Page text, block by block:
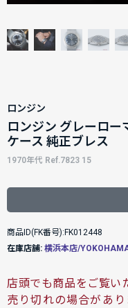
ロンジン
ロンジン グレーロー
ケース 純正ブレス
1970年代 Ref.7823 15
商品ID(FK番号):FK012448
在庫店舗: 横浜本店/
店頭でも商品をご覧い
売り切れの場合があ